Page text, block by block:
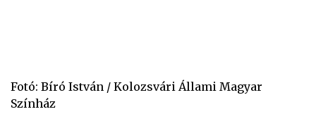
Fotó: Bíró István / Kolozsvári Állami Magyar
Színház